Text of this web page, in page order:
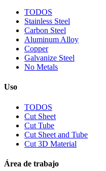
TODOS
Stainless Steel
Carbon Steel
Aluminum Alloy
Copper
Galvanize Steel
No Metals
Uso
TODOS
Cut Sheet
Cut Tube
Cut Sheet and Tube
Cut 3D Material
Área de trabajo